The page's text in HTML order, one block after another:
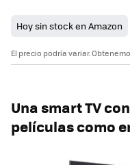
Hoy sin stock en Amazon
El precio podría variar.
Una smart TV
películas como